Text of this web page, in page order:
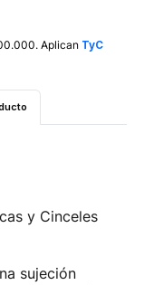
Aplican TyC
y Cinceles
sujeción